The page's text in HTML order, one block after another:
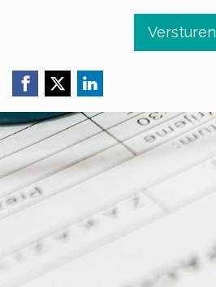
Versturen